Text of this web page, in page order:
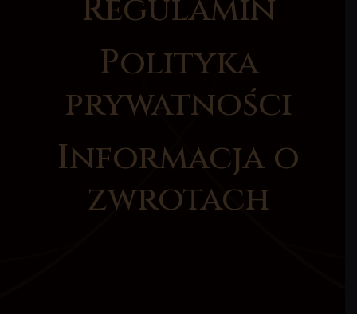
Regulamin
Polityka
prywatności
Informacja o
zwrotach